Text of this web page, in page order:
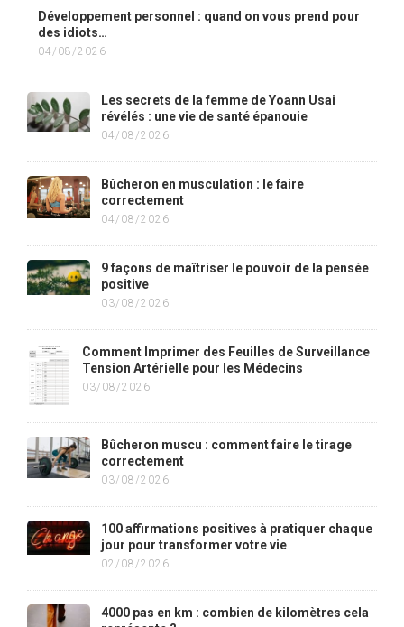
Développement personnel : quand on vous prend pour
des idiots…
04/08/2026
Les secrets de la femme de Yoann Usai
révélés : une vie de santé épanouie
04/08/2026
Bûcheron en musculation : le faire
correctement
04/08/2026
9 façons de maîtriser le pouvoir de la pensée
positive
03/08/2026
Comment Imprimer des Feuilles de Surveillance
Tension Artérielle pour les Médecins
03/08/2026
Bûcheron muscu : comment faire le tirage
correctement
03/08/2026
100 affirmations positives à pratiquer chaque
jour pour transformer votre vie
02/08/2026
4000 pas en km : combien de kilomètres cela